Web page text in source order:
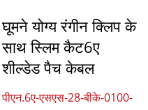
घूमने योग्य रंगीन क्लिप के
साथ स्लिम कैट6ए
शील्डेड पैच केबल
पीएन.6ए-एसएस-28-बीके-0100-